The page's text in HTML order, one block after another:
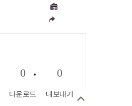
0
다운로드
0
내보내기